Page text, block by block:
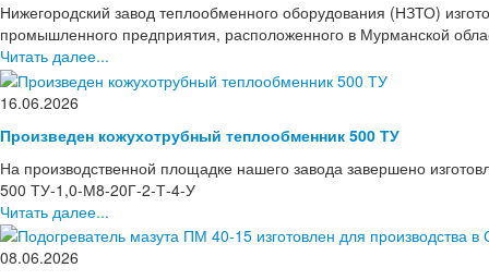
Нижегородский завод теплообменного оборудования (НЗТО)
промышленного предприятия, расположенного в Мурманской
Читать далее...
16.06.2026
Произведен кожухотрубный теплообменник 500 ТУ
На производственной площадке нашего завода завершено
500 ТУ-1,0-М8-20Г-2-Т-4-У
Читать далее...
08.06.2026